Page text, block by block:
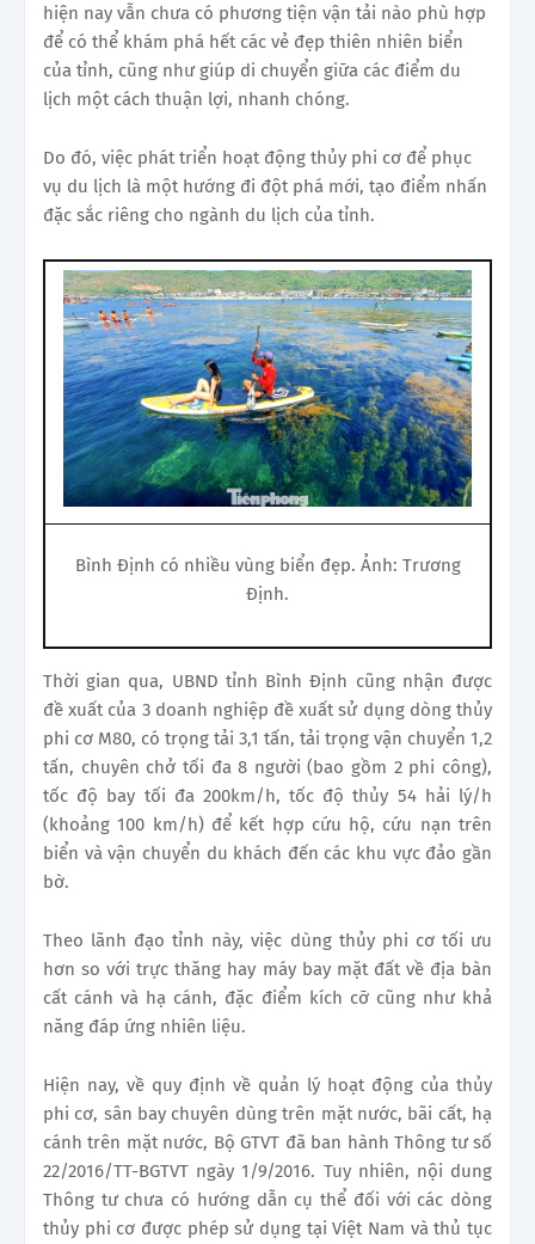
hiện nay vẫn chưa có phương tiện vận tải nào phù hợp
để có thể khám phá hết các vẻ đẹp thiên nhiên biển
của tỉnh, cũng như giúp di chuyển giữa các điểm du
lịch một cách thuận lợi, nhanh chóng.
Do đó, việc phát triển hoạt động thủy phi cơ để phục
vụ du lịch là một hướng đi đột phá mới, tạo điểm nhấn
đặc sắc riêng cho ngành du lịch của tỉnh.
Bình Định có nhiều vùng biển đẹp. Ảnh: Trương
Định.
Thời gian qua, UBND tỉnh Bình Định cũng nhận được
đề xuất của 3 doanh nghiệp đề xuất sử dụng dòng thủy
phi cơ M80, có trọng tải 3,1 tấn, tải trọng vận chuyển 1,2
tấn, chuyên chở tối đa 8 người (bao gồm 2 phi công),
tốc độ bay tối đa 200km/h, tốc độ thủy 54 hải lý/h
(khoảng 100 km/h) để kết hợp cứu hộ, cứu nạn trên
biển và vận chuyển du khách đến các khu vực đảo gần
bờ.
Theo lãnh đạo tỉnh này, việc dùng thủy phi cơ tối ưu
hơn so với trực thăng hay máy bay mặt đất về địa bàn
cất cánh và hạ cánh, đặc điểm kích cỡ cũng như khả
năng đáp ứng nhiên liệu.
Hiện nay, về quy định về quản lý hoạt động của thủy
phi cơ, sân bay chuyên dùng trên mặt nước, bãi cất, hạ
cánh trên mặt nước, Bộ GTVT đã ban hành Thông tư số
22/2016/TT-BGTVT ngày 1/9/2016. Tuy nhiên, nội dung
Thông tư chưa có hướng dẫn cụ thể đối với các dòng
thủy phi cơ được phép sử dụng tại Việt Nam và thủ tục